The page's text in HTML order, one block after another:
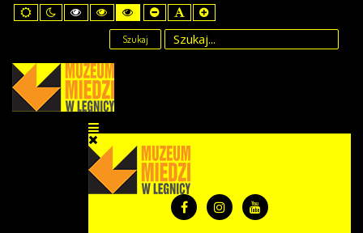
Default
mode
Night
mode
High
Contrast
mode
High
Contrast
Black
Yellow
mode
High
Contrast
Yellow
Black
mode
Set
Smaller
Font
Set
Default
Font
Set
Larger
Font
Szukaj